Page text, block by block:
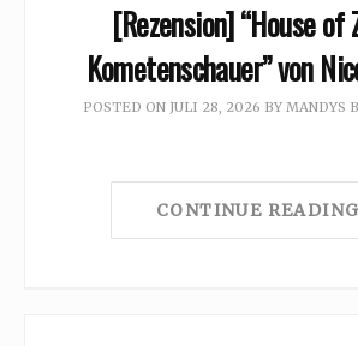
[Rezension] “House of
Kometenschauer” von
POSTED ON JULI 28, 2026 BY MANDYS
CONTINUE READING